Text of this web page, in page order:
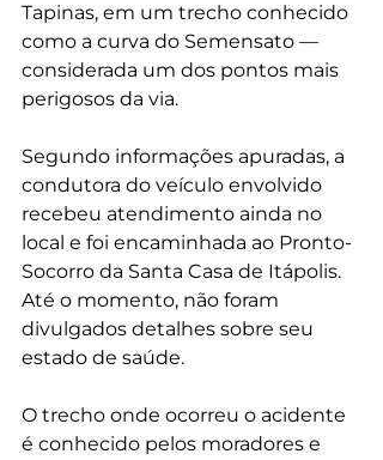
Tapinas, em um trecho conhecido
como a curva do Semensato —
considerada um dos pontos mais
perigosos da via.
Segundo informações apuradas, a
condutora do veículo envolvido
recebeu atendimento ainda no
local e foi encaminhada ao Pronto-
Socorro da Santa Casa de Itápolis.
Até o momento, não foram
divulgados detalhes sobre seu
estado de saúde.
O trecho onde ocorreu o acidente
é conhecido pelos moradores e